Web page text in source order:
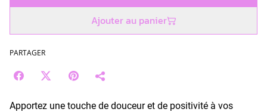
Ajouter au panier
PARTAGER
Apportez une touche de douceur et de positivité à vos